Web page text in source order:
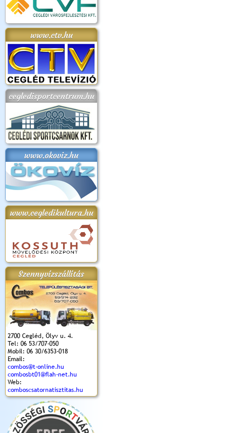
www.ctv.hu
cegledisportcentrum.hu
www.okoviz.hu
www.cegledikultura.hu
Szennyvízszállítás
2700 Cegléd, Ölyv u. 4.
Tel: 06 53/707-050
Mobil: 06 30/6353-018
Email:
combos@t-online.hu
combosbt01@flah-net.hu
Web:
comboscsatornatisztitas.hu
2018.
Kossuth Toborzó
Ünnepély
Szent István Ünnepe
(2017. 08. 20.)